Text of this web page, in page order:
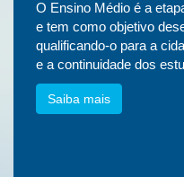
O Ensino Médio é a
e tem como objetivo
qualificando-o para a
e a continuidade dos
Saiba mais